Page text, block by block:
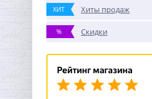
ХИТ Хиты продаж
% Скидки